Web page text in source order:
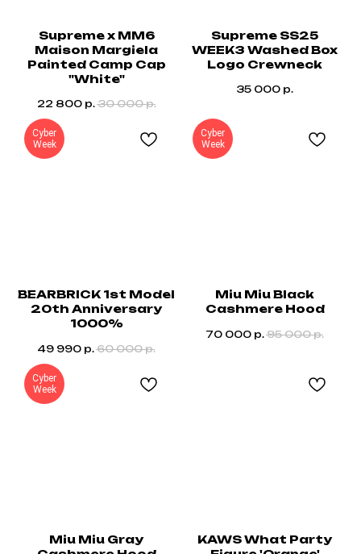
Supreme x MM6
Maison Margiela
Painted Camp Cap
"White"
22 800 р. 30 000 р.
Supreme SS25
WEEK3 Washed Box
Logo Crewneck
35 000 р.
Cyber
Week
BEARBRICK 1st Model
20th Anniversary
1000%
49 990 р. 60 000 р.
Cyber
Week
Miu Miu Black
Cashmere Hood
70 000 р. 95 000 р.
Cyber
Week
Miu Miu Gray
KAWS What Party